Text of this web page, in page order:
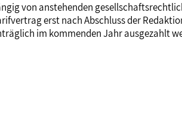
von anstehenden
erst nach Abschluss der
im kommenden Jahr ausgezahlt